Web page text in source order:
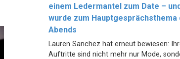
einem Ledermantel zum Date –
wurde zum Hauptgesprächsthema
Abends
Lauren Sanchez hat erneut bewiesen:
Auftritte sind nicht mehr nur Mode,